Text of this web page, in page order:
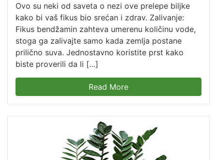
Ovo su neki od saveta o nezi ove prelepe biljke
kako bi vaš fikus bio srećan i zdrav. Zalivanje:
Fikus bendžamin zahteva umerenu količinu vode,
stoga ga zalivajte samo kada zemlja postane
prilično suva. Jednostavno koristite prst kako
biste proverili da li […]
Read More